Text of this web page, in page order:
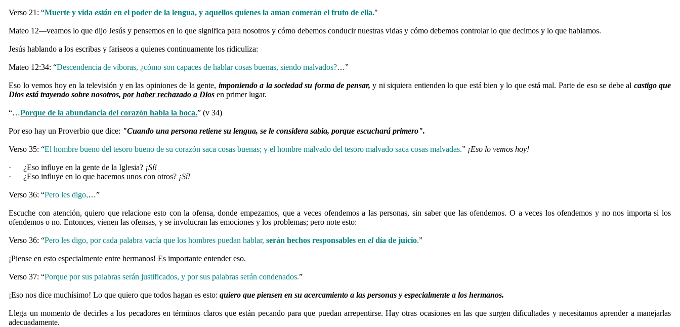
Verso 21: “Muerte y vidaestán en el poder de la lengua, y aquellos quienes la aman comerán el fruto de ella."
Mateo 12—veamos lo que dijo Jesús y pensemos en lo que significa para nosotros y cómo debemos conducir nuestras vidas y cómo debemos controlar lo que decimos y lo que hablamos.
Jesús hablando a los escribas y fariseos a quienes continuamente los ridiculiza:
Mateo 12:34: “Descendencia de víboras, ¿cómo son capaces de hablar cosas buenas, siendo malvados?…”
Eso lo vemos hoy en la televisión y en las opiniones de la gente, imponiendo a la sociedad su forma de pensar,y ni siquiera entienden lo que está bien y lo que está mal. Parte de eso se debe al castigo que
Dios está trayendo sobre nosotros,por haber rechazado a Dios en primer lugar.
“…Porque de la abundancia del corazón habla la boca.” (v 34)
Por eso hay un Proverbio que dice: "Cuando una persona retiene su lengua, se le considera sabia, porque escuchará primero".
Verso 35: “El hombre bueno del tesoro bueno de su corazón saca cosas buenas; y el hombre malvado del tesoro malvado saca cosas malvadas.” ¡Eso lo vemos hoy!
· ¿Eso influye en la gente de la Iglesia? ¡Sí!
·
¿Eso influye en lo que hacemos unos con otros? ¡Sí!
Verso 36: “Pero les digo,…”
Escuche con atención, quiero que relacione esto con la ofensa, donde empezamos, que a veces ofendemos a las personas, sin saber que las ofendemos. O a veces los ofendemos y no nos importa si los
ofendemos o no. Entonces, vienen las ofensas, y se involucran las emociones y los problemas; pero note esto:
Verso 36: “Pero les digo, por cada palabra vacía que los hombres puedan hablar,serán hechos responsables eneldía de juicio.”
¡Piense en esto especialmente entre hermanos! Es importante entender eso.
Verso 37: “Porque por sus palabras serán justificados, y por sus palabras serán condenados.”
¡Eso nos dice muchísimo! Lo que quiero que todos hagan es esto:quiero que piensen en su acercamiento a las personas y especialmente a los hermanos.
Llega un momento de decirles a los pecadores en términos claros que están pecando para que puedan arrepentirse. Hay otras ocasiones en las que surgen dificultades y necesitamos aprender a manejarlas
adecuadamente.